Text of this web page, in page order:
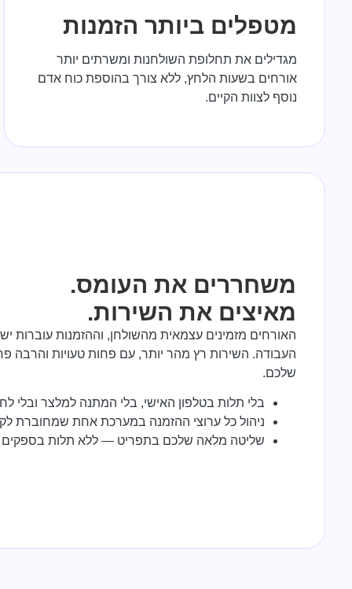
מטפלים ביותר הזמנות
מגדילים את תחלופת השולחנות ומשרתים יותר
אורחים בשעות הלחץ, ללא צורך בהוספת כוח אדם
נוסף לצוות הקיים.
משחררים את העומס.
מאיצים את השירות.
האורחים מזמינים עצמאית מהשולחן, וההזמנות עוברות
העבודה. השירות רץ מהר יותר, עם פחות טעויות והרבה
שלכם.
בלי תלות בטלפון האישי, בלי המתנה למלצר ובלי
ניהול כל ערוצי ההזמנה במערכת אחת שמחוברת
שליטה מלאה שלכם בתפריט — ללא תלות בספקים